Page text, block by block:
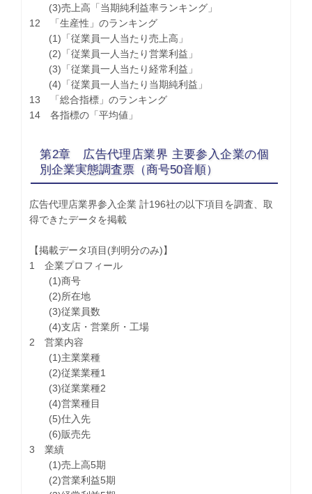
(3)売上高「当期純利益率ランキング」
12 「生産性」のランキング
(1)「従業員一人当たり売上高」
(2)「従業員一人当たり営業利益」
(3)「従業員一人当たり経常利益」
(4)「従業員一人当たり当期純利益」
13 「総合指標」のランキング
14 各指標の「平均値」
第2章 広告代理店業界 主要参入企業の個
別企業実態調査票（商号50音順）
広告代理店業界参入企業 計196社の以下項目を調査、取
得できたデータを掲載
【掲載データ項目(判明分のみ)】
1 企業プロフィール
(1)商号
(2)所在地
(3)従業員数
(4)支店・営業所・工場
2 営業内容
(1)主業業種
(2)従業業種1
(3)従業業種2
(4)営業種目
(5)仕入先
(6)販売先
3 業績
(1)売上高5期
(2)営業利益5期